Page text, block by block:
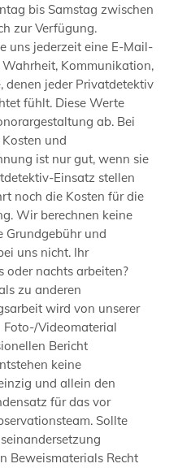
bis Samstag zwischen
zur Verfügung.
uns jederzeit eine E-Mail-
Kommunikation,
denen jeder Privatdetektiv
fühlt. Diese Werte
ab. Bei
und
ist nur gut, wenn sie
Einsatz stellen
noch die Kosten für die
Wir berechnen keine
Grundgebühr und
uns nicht. Ihr
oder nachts arbeiten?
zu anderen
wird von unserer
Foto-/Videomaterial
Bericht
keine
und allein den
für das vor
Sollte
Beweismaterials Recht